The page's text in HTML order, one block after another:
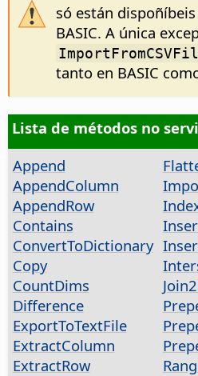
só están
BASIC. A única
tanto en BASIC
Lista de métodos no
Append
AppendColumn
AppendRow
Contains
ConvertToDictionary
Copy
CountDims
Difference
ExportToTextFile
ExtractColumn
ExtractRow